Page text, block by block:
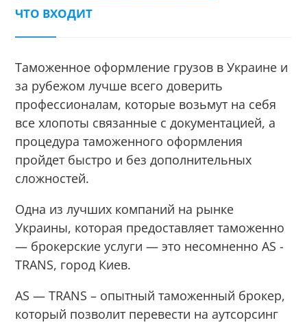
ЧТО ВХОДИТ
Таможенное оформление грузов в Украине и
за рубежом лучше всего доверить
профессионалам, которые возьмут на себя
все хлопоты связанные с документацией, а
процедура таможенного оформления
пройдет быстро и без дополнительных
сложностей.
Одна из лучших компаний на рынке
Украины, которая предоставляет таможенно
— брокерские услуги — это несомненно AS -
TRANS, город Киев.
AS — TRANS – опытный таможенный брокер,
который позволит перевести на аутсорсинг